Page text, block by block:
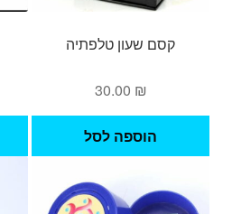
קסם שעון טלפתיה
30.00 ₪
הוספה לסל